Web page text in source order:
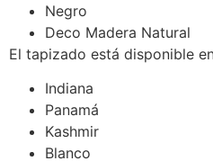
Negro
Deco Madera Natural
El tapizado está disponible
Indiana
Panamá
Kashmir
Blanco